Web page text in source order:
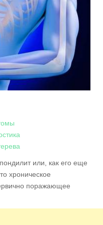
или, как его еще
хроническое
поражающее